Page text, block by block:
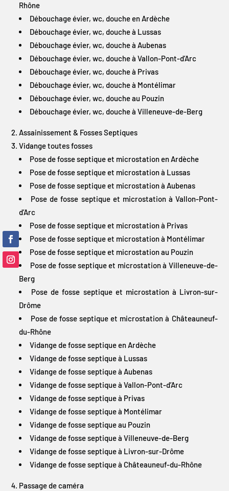
Rhône
Débouchage évier, wc, douche en Ardèche
Débouchage évier, wc, douche à Lussas
Débouchage évier, wc, douche à Aubenas
Débouchage évier, wc, douche à Vallon-Pont-d’Arc
Débouchage évier, wc, douche à Privas
Débouchage évier, wc, douche à Montélimar
Débouchage évier, wc, douche au Pouzin
Débouchage évier, wc, douche à Villeneuve-de-Berg
Assainissement & Fosses Septiques
Vidange toutes fosses
Pose de fosse septique et microstation en Ardèche
Pose de fosse septique et microstation à Lussas
Pose de fosse septique et microstation à Aubenas
Pose de fosse septique et microstation à Vallon-Pont-
d’Arc
Pose de fosse septique et microstation à Privas
Pose de fosse septique et microstation à Montélimar
Pose de fosse septique et microstation au Pouzin
Pose de fosse septique et microstation à Villeneuve-de-
Berg
Pose de fosse septique et microstation à Livron-sur-
Drôme
Pose de fosse septique et microstation à Châteauneuf-
du-Rhône
Vidange de fosse septique en Ardèche
Vidange de fosse septique à Lussas
Vidange de fosse septique à Aubenas
Vidange de fosse septique à Vallon-Pont-d’Arc
Vidange de fosse septique à Privas
Vidange de fosse septique à Montélimar
Vidange de fosse septique au Pouzin
Vidange de fosse septique à Villeneuve-de-Berg
Vidange de fosse septique à Livron-sur-Drôme
Vidange de fosse septique à Châteauneuf-du-Rhône
Passage de caméra